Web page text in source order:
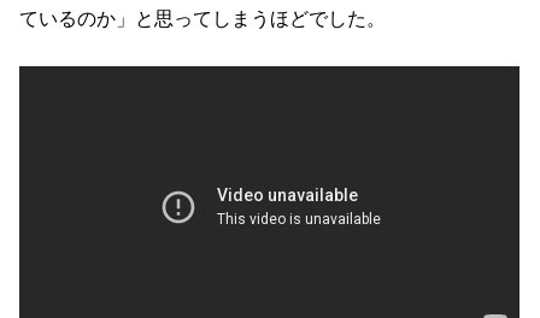
ているのか」と思ってしまうほどでした。